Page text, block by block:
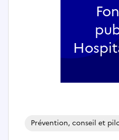
Prévention, conseil et